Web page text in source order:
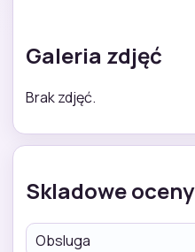
Galeria zdjęć
Brak zdjęć.
Skladowe oceny
Obsluga